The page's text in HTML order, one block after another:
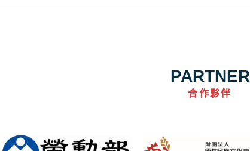
PARTNER
合作夥伴